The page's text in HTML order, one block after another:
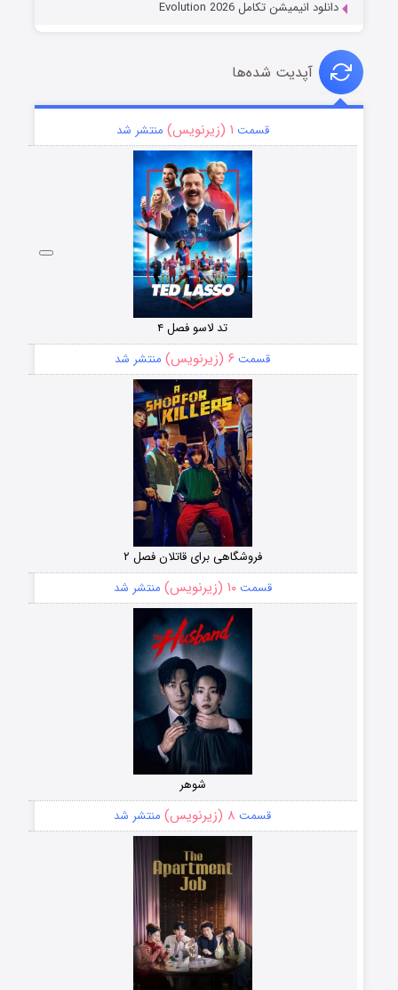
دانلود انیمیشن تکامل Evolution 2026
آپدیت شده‌ها
قسمت ۱ (زیرنویس) منتشر شد
تد لاسو فصل ۴
قسمت ۶ (زیرنویس) منتشر شد
فروشگاهی برای قاتلان فصل ۲
قسمت۱۰ (زیرنویس) منتشر شد
شوهر
قسمت ۸ (زیرنویس) منتشر شد